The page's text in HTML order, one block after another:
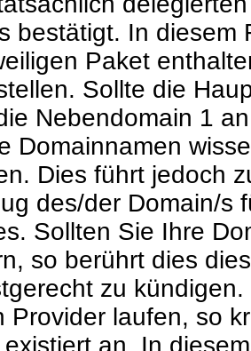
bestätigt. In diesem
Paket
Sollte die
Nebendomain 1
Domainnamen
Dies führt jedoch
des/der Domain/s
Sollten Sie Ihre
so berührt dies
zu
Provider laufen, so
existiert an. In